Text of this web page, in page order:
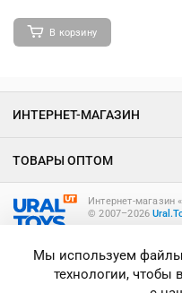
В корзину
Интернет-магазин
© 2007–2026
ИНТЕРНЕТ-МАГАЗИН
ТОВАРЫ ОПТОМ
Мы используем файлы
технологии, чтобы